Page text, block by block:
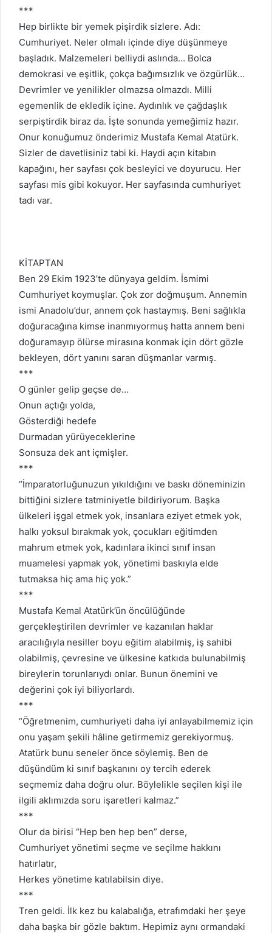
***
Hep birlikte bir yemek pişirdik sizlere. Adı:
Cumhuriyet. Neler olmalı içinde diye düşünmeye
başladık. Malzemeleri belliydi aslında… Bolca
demokrasi ve eşitlik, çokça bağımsızlık ve özgürlük…
Devrimler ve yenilikler olmazsa olmazdı. Milli
egemenlik de ekledik içine. Aydınlık ve çağdaşlık
serpiştirdik biraz da. İşte sonunda yemeğimiz hazır.
Onur konuğumuz önderimiz Mustafa Kemal Atatürk.
Sizler de davetlisiniz tabi ki. Haydi açın kitabın
kapağını, her sayfası çok besleyici ve doyurucu. Her
sayfası mis gibi kokuyor. Her sayfasında cumhuriyet
tadı var.
KİTAPTAN
Ben 29 Ekim 1923’te dünyaya geldim. İsmimi
Cumhuriyet koymuşlar. Çok zor doğmuşum. Annemin
ismi Anadolu’dur, annem çok hastaymış. Beni sağlıkla
doğuracağına kimse inanmıyormuş hatta annem beni
doğuramayıp ölürse mirasına konmak için dört gözle
bekleyen, dört yanını saran düşmanlar varmış.
***
O günler gelip geçse de…
Onun açtığı yolda,
Gösterdiği hedefe
Durmadan yürüyeceklerine
Sonsuza dek ant içmişler.
***
“İmparatorluğunuzun yıkıldığını ve baskı döneminizin
bittiğini sizlere tatminiyetle bildiriyorum. Başka
ülkeleri işgal etmek yok, insanlara eziyet etmek yok,
halkı yoksul bırakmak yok, çocukları eğitimden
mahrum etmek yok, kadınlara ikinci sınıf insan
muamelesi yapmak yok, yönetimi baskıyla elde
tutmaksa hiç ama hiç yok.”
***
Mustafa Kemal Atatürk’ün öncülüğünde
gerçekleştirilen devrimler ve kazanılan haklar
aracılığıyla nesiller boyu eğitim alabilmiş, iş sahibi
olabilmiş, çevresine ve ülkesine katkıda bulunabilmiş
bireylerin torunlarıydı onlar. Bunun önemini ve
değerini çok iyi biliyorlardı.
***
“Öğretmenim, cumhuriyeti daha iyi anlayabilmemiz için
onu yaşam şekili hâline getirmemiz gerekiyormuş.
Atatürk bunu seneler önce söylemiş. Ben de
düşündüm ki sınıf başkanını oy tercih ederek
seçmemiz daha doğru olur. Böylelikle seçilen kişi ile
ilgili aklımızda soru işaretleri kalmaz.”
***
Olur da birisi “Hep ben hep ben” derse,
Cumhuriyet yönetimi seçme ve seçilme hakkını
hatırlatır,
Herkes yönetime katılabilsin diye.
***
Tren geldi. İlk kez bu kalabalığa, etrafımdaki her şeye
daha başka bir gözle baktım. Hepimiz aynı ormandaki